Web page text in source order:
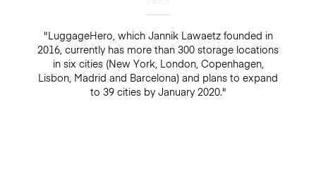
"LuggageHero, which Jannik Lawaetz founded in
2016, currently has more than 300 storage locations
in six cities (New York, London, Copenhagen,
Lisbon, Madrid and Barcelona) and plans to expand
to 39 cities by January 2020."